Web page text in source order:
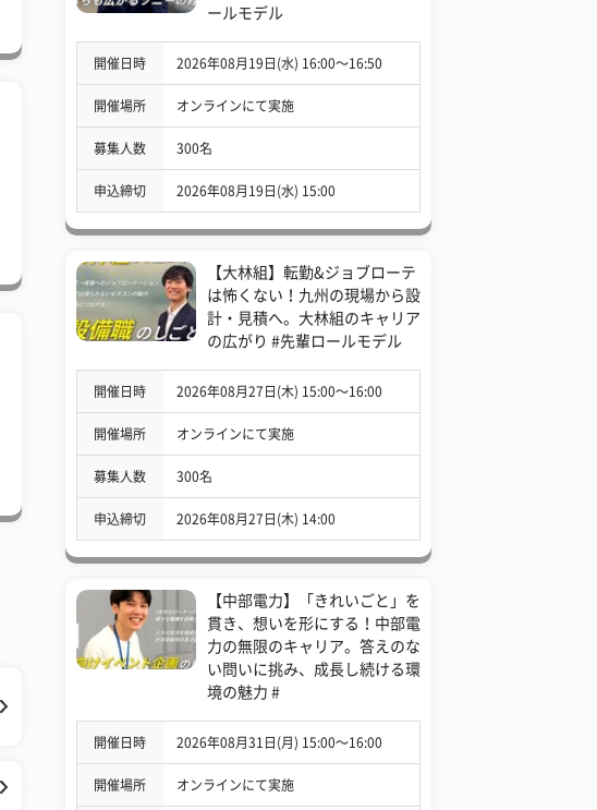
ールモデル
開催日時 2026年08月19日(水) 16:00〜16:50
開催場所 オンラインにて実施
募集人数 300名
申込締切 2026年08月19日(水) 15:00
【大林組】転勤&ジョブローテ
は怖くない！九州の現場から設
計・見積へ。大林組のキャリア
の広がり #先輩ロールモデル
開催日時 2026年08月27日(木) 15:00〜16:00
開催場所 オンラインにて実施
募集人数 300名
申込締切 2026年08月27日(木) 14:00
【中部電力】「きれいごと」を
貫き、想いを形にする！中部電
力の無限のキャリア。答えのな
い問いに挑み、成長し続ける環
境の魅力 #
開催日時 2026年08月31日(月) 15:00〜16:00
開催場所 オンラインにて実施